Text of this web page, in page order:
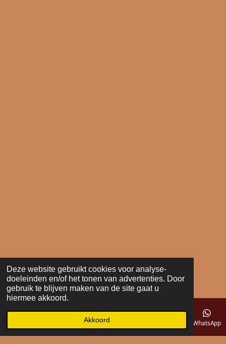
Deze website gebruikt cookies voor analyse-
doeleinden en/of het tonen van advertenties. Door
gebruik te blijven maken van de site gaat u
hiermee akkoord.
Akkoord
Telefoonnummer WhatsApp